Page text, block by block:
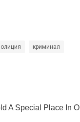
криминал